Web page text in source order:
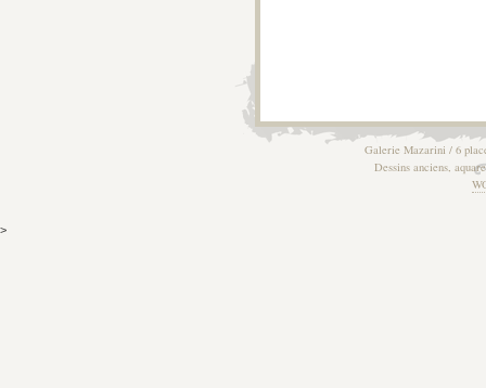
Galerie Mazarini / 6
Dessins anciens,
>